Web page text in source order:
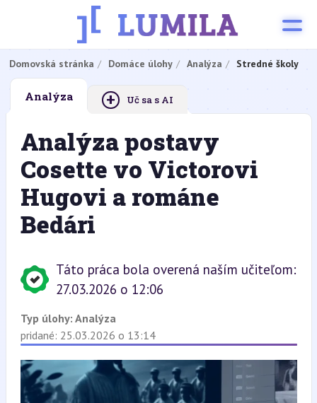
Domovská stránka Domáce úlohy Analýza Stredné školy
Analýza + Uč sa s AI
Analýza postavy
Cosette vo Victorovi
Hugovi a románe
Bedári
Táto práca bola overená naším učiteľom:
27.03.2026 o 12:06
Typ úlohy: Analýza
pridané: 25.03.2026 o 13:14